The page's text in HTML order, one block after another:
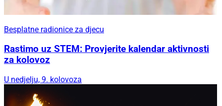
Besplatne radionice za djecu
Rastimo uz STEM: Provjerite kalendar aktivnosti
za kolovoz
U nedjelju, 9. kolovoza